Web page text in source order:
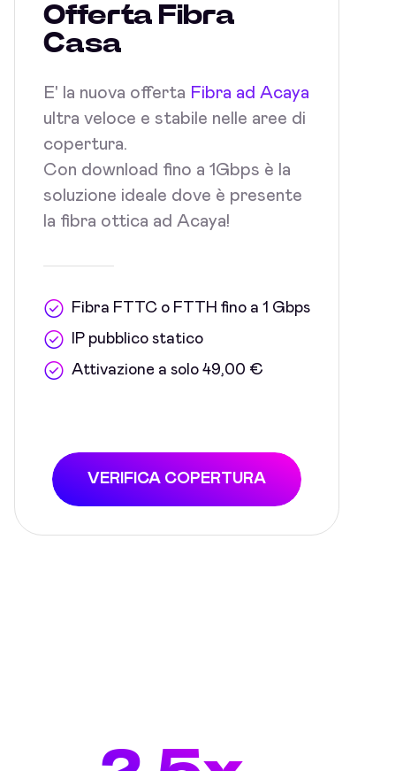
Offerta Fibra
Casa
E' la nuova offerta Fibra ad Acaya
ultra veloce e stabile nelle aree di
copertura.
Con download fino a 1Gbps è la
soluzione ideale dove è presente
la fibra ottica ad Acaya!
Fibra FTTC o FTTH fino a 1 Gbps
IP pubblico statico
Attivazione a solo 49,00 €
VERIFICA COPERTURA